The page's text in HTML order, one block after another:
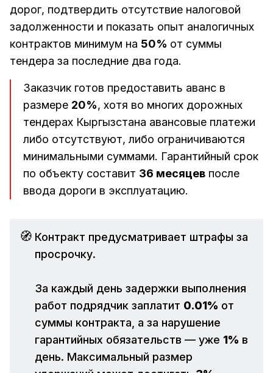
дорог, подтвердить отсутствие налоговой
задолженности и показать опыт аналогичных
контрактов минимум на 50% от суммы
тендера за последние два года.
Заказчик готов предоставить аванс в
размере 20%, хотя во многих дорожных
тендерах Кыргызстана авансовые платежи
либо отсутствуют, либо ограничиваются
минимальными суммами. Гарантийный срок
по объекту составит 36 месяцев после
ввода дороги в эксплуатацию.
🧭 Контракт предусматривает штрафы за
просрочку.
За каждый день задержки выполнения
работ подрядчик заплатит 0.01% от
суммы контракта, а за нарушение
гарантийных обязательств — уже 1% в
день. Максимальный размер